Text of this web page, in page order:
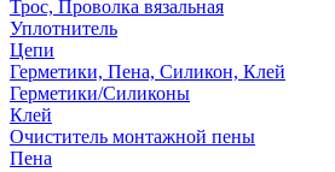
Трос, Проволка вязальная
Уплотнитель
Цепи
Герметики, Пена, Силикон, Клей
Герметики/Силиконы
Клей
Очиститель монтажной пены
Пена